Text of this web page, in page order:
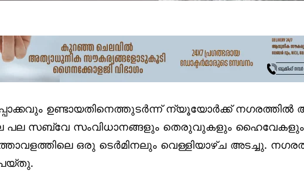
ഉണ്ടായതിനെത്തുടര്‍ന്ന് ന്യൂയോര്‍ക്ക് നഗരത്തില്‍
പല സബ്വേ സംവിധാനങ്ങളും തെരുവുകളും ഹൈവേകളും
ഒരു ടെര്‍മിനലും വെള്ളിയാഴ്ച അടച്ചു.